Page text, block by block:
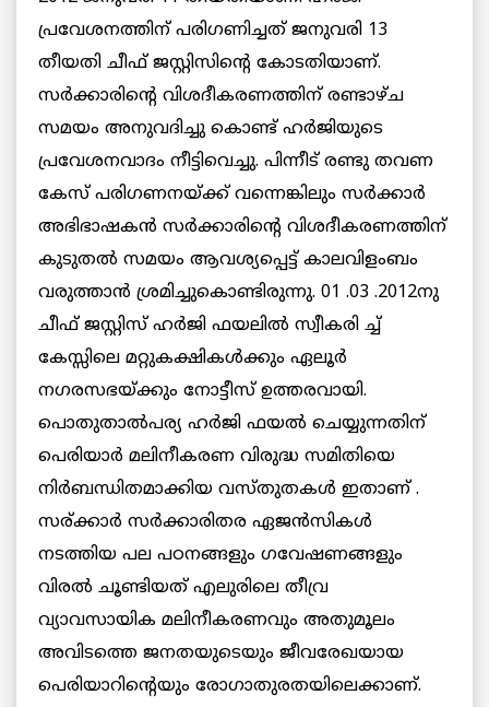
പ്രവേശനത്തിന് പരിഗണിച്ചത് ജനുവരി 13
തീയതി ചീഫ് ജസ്റ്റിസിന്റെ കോടതിയാണ്.
സര്‍ക്കാരിന്റെ വിശദീകരണത്തിന് രണ്ടാഴ്ച
സമയം അനുവദിച്ചു കൊണ്ട് ഹര്‍ജിയുടെ
പ്രവേശനവാദം നീട്ടിവെച്ചു. പിന്നീട് രണ്ടു തവണ
കേസ് പരിഗണനയ്ക്ക് വന്നെങ്കിലും സര്‍ക്കാര്‍
അഭിഭാഷകന്‍ സര്‍ക്കാരിന്റെ വിശദീകരണത്തിന്
കുടുതല്‍ സമയം ആവശ്യപ്പെട്ട് കാലവിളംബം
വരുത്താന്‍ ശ്രമിച്ചുകൊണ്ടിരുന്നു. 01 .03 .2012നു
ചീഫ് ജസ്റ്റിസ് ഹര്‍ജി ഫയലില്‍ സ്വീകരി ച്ച്
കേസ്സിലെ മറ്റുകക്ഷികള്‍ക്കും ഏലൂര്‍
നഗരസഭയ്ക്കും നോട്ടീസ് ഉത്തരവായി.
പൊതുതാല്‍പര്യ ഹര്‍ജി ഫയല്‍ ചെയ്യുന്നതിന്‌
പെരിയാര്‍ മലിനീകരണ വിരുദ്ധ സമിതിയെ
നിര്‍ബന്ധിതമാക്കിയ വസ്തുതകള്‍ ഇതാണ് .
സര്ക്കാര്‍ സര്‍ക്കാരിതര ഏജന്‍സികള്‍
നടത്തിയ പല പഠനങ്ങളും ഗവേഷണങ്ങളും
വിരല്‍ ചൂണ്ടിയത് എലുരിലെ തീവ്ര
വ്യാവസായിക മലിനീകരണവും അതുമൂലം
അവിടത്തെ ജനതയുടെയും ജീവരേഖയായ
പെരിയാറിന്റെയും രോഗാതുരതയിലെക്കാണ്.